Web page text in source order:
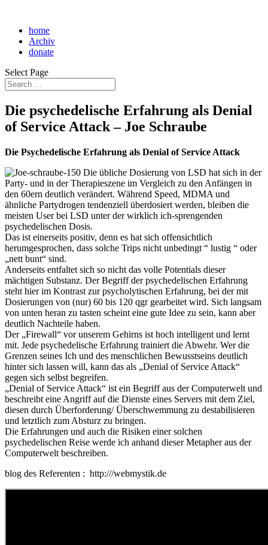
home
Archiv
donate
Select Page
Die psychedelische Erfahrung als Denial
of Service Attack – Joe Schraube
Die Psychedelische Erfahrung als Denial of Service Attack
Die übliche Dosierung von LSD hat sich in der
Party- und in der Therapieszene im Vergleich zu den Anfängen in
den 60ern deutlich verändert. Während Speed, MDMA und
ähnliche Partydrogen tendenziell überdosiert werden, bleiben die
meisten User bei LSD unter der wirklich ich-sprengenden
psychedelischen Dosis.
Das ist einerseits positiv, denn es hat sich offensichtlich
herumgesprochen, dass solche Trips nicht unbedingt “ lustig “ oder
„nett bunt“ sind.
Anderseits entfaltet sich so nicht das volle Potentials dieser
mächtigen Substanz. Der Begriff der psychedelischen Erfahrung
steht hier im Kontrast zur psycholytischen Erfahrung, bei der mit
Dosierungen von (nur) 60 bis 120 qgr gearbeitet wird. Sich langsam
von unten heran zu tasten scheint eine gute Idee zu sein, kann aber
deutlich Nachteile haben.
Der „Firewall“ vor unserem Gehirns ist hoch intelligent und lernt
mit. Jede psychedelische Erfahrung trainiert die Abwehr. Wer die
Grenzen seines Ich und des menschlichen Bewusstseins deutlich
hinter sich lassen will, kann das als „Denial of Service Attack“
gegen sich selbst begreifen.
„Denial of Service Attack“ ist ein Begriff aus der Computerwelt und
beschreibt eine Angriff auf die Dienste eines Servers mit dem Ziel,
diesen durch Überforderung/ Überschwemmung zu destabilisieren
und letztlich zum Absturz zu bringen.
Die Erfahrungen und auch die Risiken einer solchen
psychedelischen Reise werde ich anhand dieser Metapher aus der
Computerwelt beschreiben.
blog des Referenten : http:///webmystik.de